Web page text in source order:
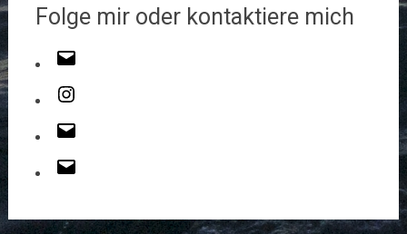
Folge mir oder kontaktiere mich